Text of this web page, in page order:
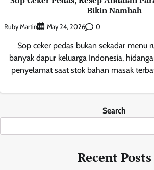
Bikin Nambah
Ruby Martin May 24, 2026 0
Sop ceker pedas bukan sekadar menu
banyak dapur keluarga Indonesia,
penyelamat saat stok bahan masak
Search
Recent Posts